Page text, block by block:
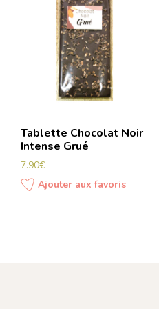
Tablette Chocolat Noir
Intense Grué
7.90€
Ajouter aux favoris